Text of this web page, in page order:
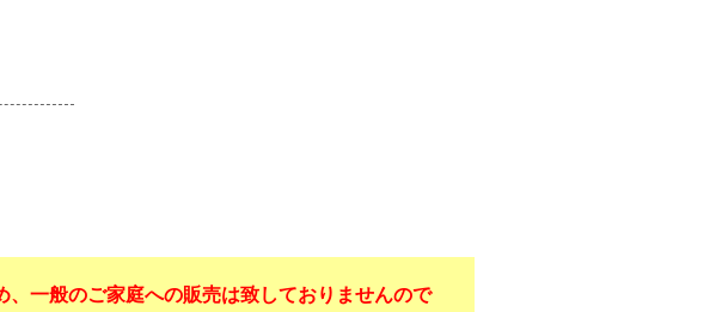
一般のご家庭への販売は致しておりませんので